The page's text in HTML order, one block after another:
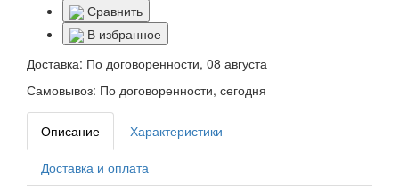
Сравнить
В избранное
Доставка: По договоренности, 08 августа
Самовывоз: По договоренности, сегодня
Описание Характеристики
Доставка и оплата